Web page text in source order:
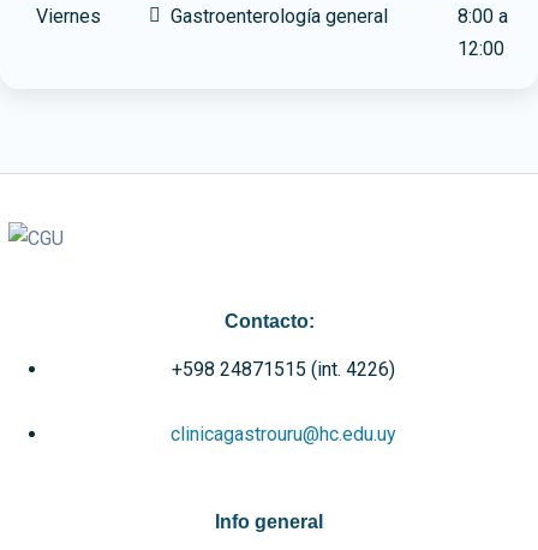
Viernes Gastroenterología general
8:00 a
12:00
Contacto:
+598 24871515 (int. 4226)
clinicagastrouru@hc.edu.uy
Info general